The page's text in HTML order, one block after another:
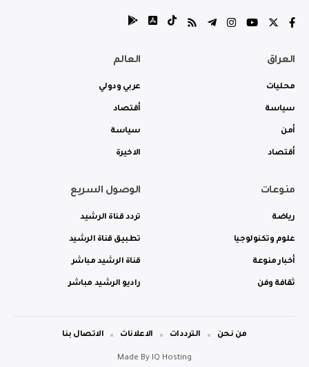
العراق
محليات
سياسة
أمن
أقتصاد
العالم
عربي ودولي
أقتصاد
سياسة
الاخيرة
منوعات
رياضة
علوم وتكنولوجيا
أخبار منوعة
ثقافة وفن
الوصول السريع
تردد قناة الرشيد
تطبيق قناة الرشيد
قناة الرشيد مباشر
راديو الرشيد مباشر
Made By IQ Hosting
من نحن الترددات الاعلانات الاتصال بنا